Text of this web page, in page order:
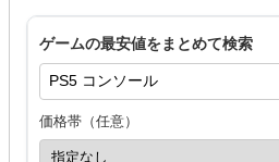
ゲームの最安値をまとめて検索
価格帯（任意）